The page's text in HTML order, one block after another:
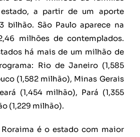
a partir de um aporte
bilhão. São Paulo aparece na
milhões de contemplados.
há mais de um milhão de
Rio de Janeiro (1,585
(1,582 milhão), Minas Gerais
(1,454 milhão), Pará (1,355
(1,229 milhão).
é o estado com maior